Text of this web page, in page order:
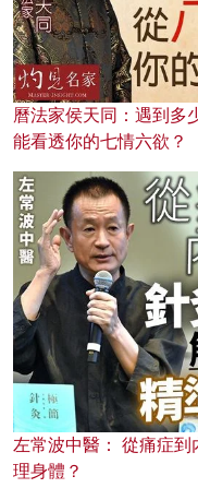
曆法家侯天同：遇到多
能看透你的七情六欲？
左常波中醫： 從痛症
理身體？